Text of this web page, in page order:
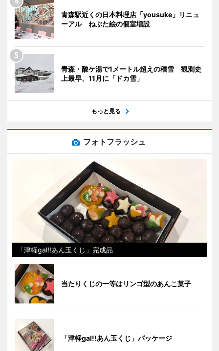
青森駅近くの日本料理店「yousuke」リニュ
ーアル ねぶた絵の個室増設
青森・酸ケ湯で1メートル超えの積雪 観測史
上最早、11月に「ドカ雪」
もっと見る
フォトフラッシュ
「津軽gal!!あん玉くじ」完成品
当たりくじの一等はリンゴ型のあんこ菓子
「津軽gal!!あん玉くじ」パッケージ